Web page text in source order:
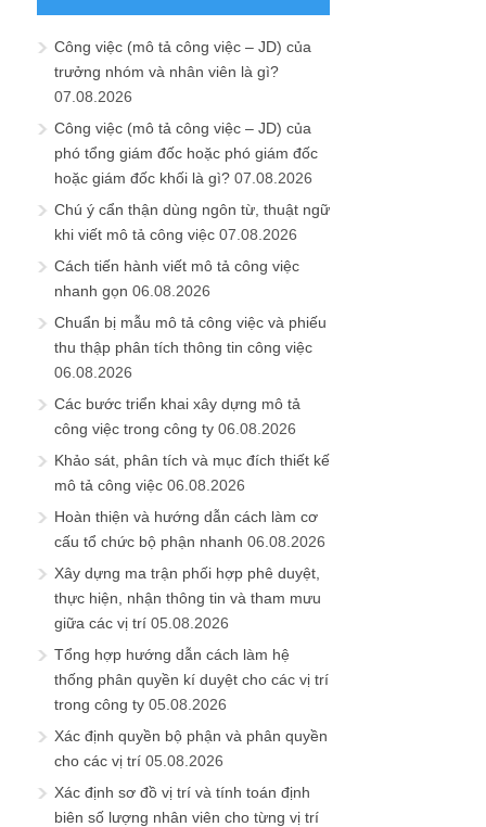
Công việc (mô tả công việc – JD) của
trưởng nhóm và nhân viên là gì?
07.08.2026
Công việc (mô tả công việc – JD) của
phó tổng giám đốc hoặc phó giám đốc
hoặc giám đốc khối là gì? 07.08.2026
Chú ý cẩn thận dùng ngôn từ, thuật ngữ
khi viết mô tả công việc 07.08.2026
Cách tiến hành viết mô tả công việc
nhanh gọn 06.08.2026
Chuẩn bị mẫu mô tả công việc và phiếu
thu thập phân tích thông tin công việc
06.08.2026
Các bước triển khai xây dựng mô tả
công việc trong công ty 06.08.2026
Khảo sát, phân tích và mục đích thiết kế
mô tả công việc 06.08.2026
Hoàn thiện và hướng dẫn cách làm cơ
cấu tổ chức bộ phận nhanh 06.08.2026
Xây dựng ma trận phối hợp phê duyệt,
thực hiện, nhận thông tin và tham mưu
giữa các vị trí 05.08.2026
Tổng hợp hướng dẫn cách làm hệ
thống phân quyền kí duyệt cho các vị trí
trong công ty 05.08.2026
Xác định quyền bộ phận và phân quyền
cho các vị trí 05.08.2026
Xác định sơ đồ vị trí và tính toán định
biên số lượng nhân viên cho từng vị trí